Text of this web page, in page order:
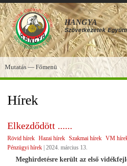
Ugrás
a
HANGYA
Szövetkezetek
Főmenü
Mutatás — Főmenü
Hírek
Elkezdődött ......
Rövid hírek Hazai hírek Szakmai hírek VM
Pénzügyi hírek 2024. március 13.
Meghirdetésre került az első